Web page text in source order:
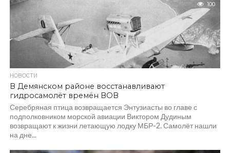
100
НОВОСТИ
В Демянском районе восстанавливают
гидросамолёт времён ВОВ
Серебряная птица возвращается Энтузиасты во главе с
подполковником морской авиации Виктором Дудиным
возвращают к жизни летающую лодку МБР-2. Самолёт нашли
на дне...